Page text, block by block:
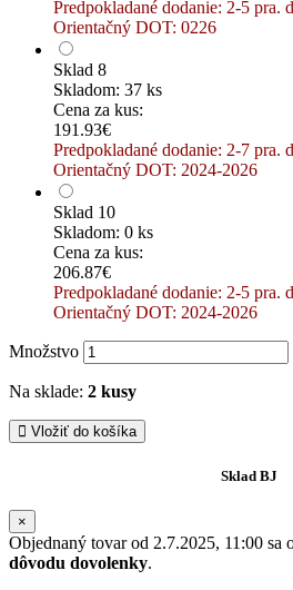
Predpokladané dodanie: 2-5 pra.
Orientačný DOT: 0226
Sklad 8
Skladom: 37 ks
Cena za kus:
191.93€
Predpokladané dodanie: 2-7 pra.
Orientačný DOT: 2024-2026
Sklad 10
Skladom: 0 ks
Cena za kus:
206.87€
Predpokladané dodanie: 2-5 pra.
Orientačný DOT: 2024-2026
Množstvo
Na sklade: 2 kusy
Vložiť do košíka
Sklad BJ
×
Objednaný tovar od 2.7.2025, 11:00 sa
dôvodu dovolenky.